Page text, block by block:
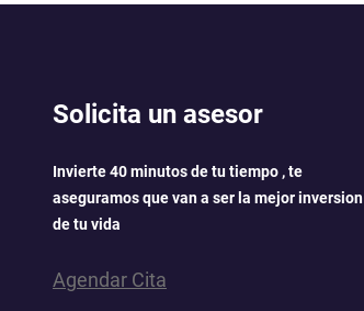
Solicita un asesor
Invierte 40 minutos de tu tiempo , te
aseguramos que van a ser la mejor inversion
de tu vida
Agendar Cita